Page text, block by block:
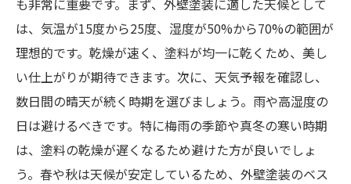
も非常に重要です。まず、外壁塗装に適した天候として
は、気温が15度から25度、湿度が50%から70%の範囲が
理想的です。乾燥が速く、塗料が均一に乾くため、美し
い仕上がりが期待できます。次に、天気予報を確認し、
数日間の晴天が続く時期を選びましょう。雨や高湿度の
日は避けるべきです。特に梅雨の季節や真冬の寒い時期
は、塗料の乾燥が遅くなるため避けた方が良いでしょ
う。春や秋は天候が安定しているため、外壁塗装のベス